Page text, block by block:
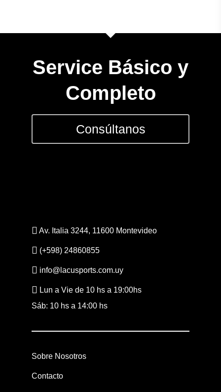
Service Básico y
Completo
Consúltanos
Av. Italia 3244, 11600 Montevideo
(+598) 24860855
info@lacusports.com.uy
Lun a Vie de 10 hs a 19:00hs
Sáb: 10 hs a 14:00 hs
Sobre Nosotros
Contacto
CONSULTAS AL: 092
BICICLETAS